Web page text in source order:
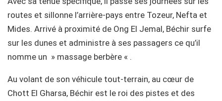
routes et sillonne l’arrière-pays entre Tozeur, Nefta et
Mides. Arrivé à proximité de Ong El Jemal, Béchir surfe
sur les dunes et administre à ses passagers ce qu’il
nomme un » massage berbère « .
Au volant de son véhicule tout-terrain, au cœur de
Chott El Gharsa, Béchir est le roi des pistes et des